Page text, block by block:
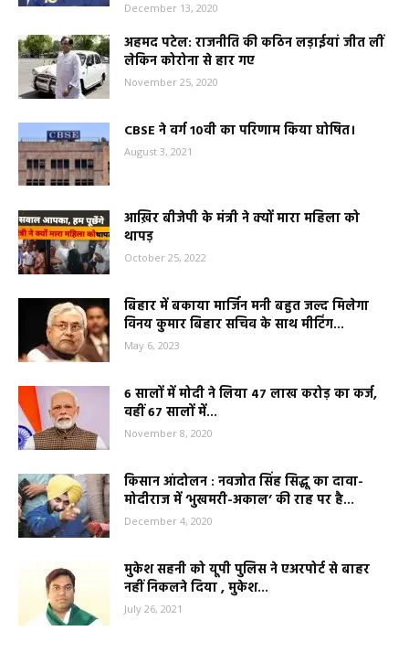
December 13, 2020
अहमद पटेल: राजनीति की कठिन लड़ाईयां जीत लीं
लेकिन कोरोना से हार गए
November 25, 2020
CBSE ने वर्ग 10वी का परिणाम किया घोषित।
August 3, 2021
आख़िर बीजेपी के मंत्री ने क्यों मारा महिला को
थापड़
October 25, 2022
बिहार में बकाया मार्जिन मनी बहुत जल्द मिलेगा
विनय कुमार बिहार सचिव के साथ मीटिंग...
May 6, 2023
6 सालों में मोदी ने लिया 47 लाख करोड़ का कर्ज,
वहीं 67 सालों में...
November 8, 2020
किसान आंदोलन : नवजोत सिंह सिद्धू का दावा-
मोदीराज में ‘भुखमरी-अकाल’ की राह पर है...
December 4, 2020
मुकेश सहनी को यूपी पुलिस ने एअरपोर्ट से बाहर
नहीं निकलने दिया , मुकेश...
July 26, 2021